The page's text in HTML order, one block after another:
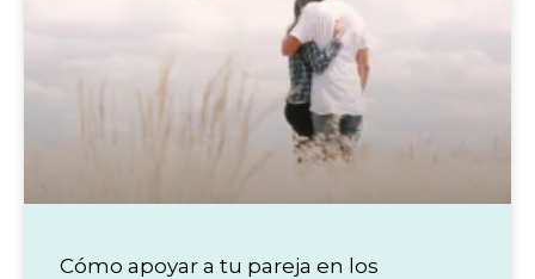
Cómo apoyar a tu pareja en los